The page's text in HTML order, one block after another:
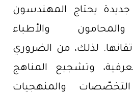
يحتاج المهندسون
والأطباء
لذلك، من الضروري
وتشجيع المناهج
والمنهجيات